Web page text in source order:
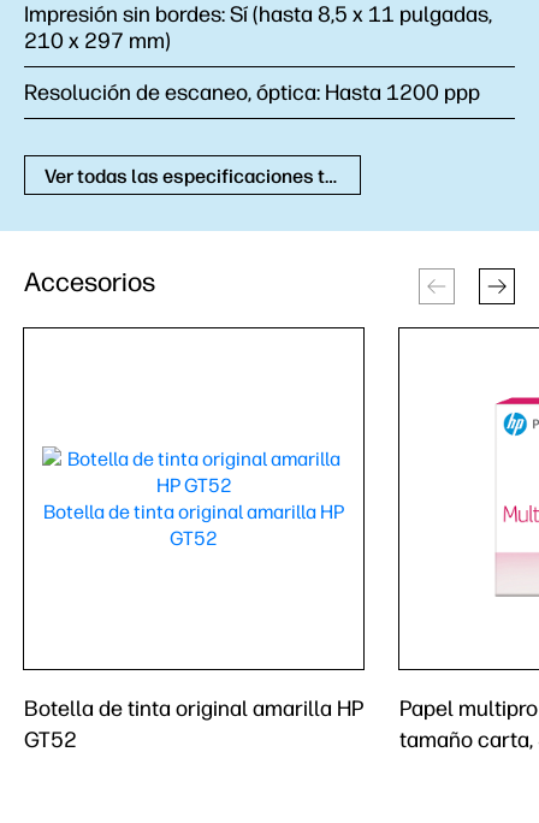
Impresión sin bordes:Sí (hasta 8,5 x 11 pulgadas,
210 x 297 mm)
Resolución de escaneo, óptica: Hasta 1200 ppp
Ver todas las especificaciones técnicas
Accesorios
Botella de tinta original amarilla HP
GT52
Papel
tamaño